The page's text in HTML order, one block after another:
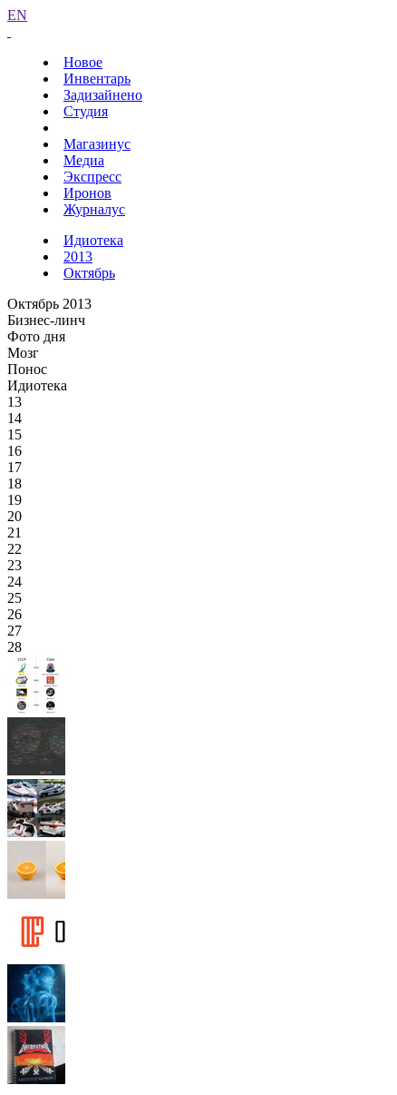
EN
Новое
Инвентарь
Задизайнено
Студия
Магазинус
Медиа
Экспресс
Иронов
Журналус
Идиотека
2013
Октябрь
Октябрь 2013
Бизнес-линч
Фото дня
Мозг
Понос
Идиотека
13
14
15
16
17
18
19
20
21
22
23
24
25
26
27
28